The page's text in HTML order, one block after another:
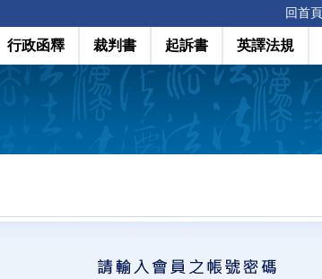
回首頁
行政函釋 裁判書 起訴書 英譯法規